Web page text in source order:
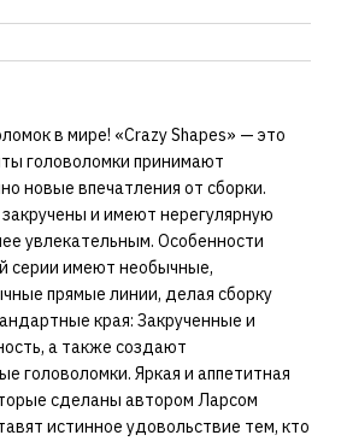
в мире! «Crazy Shapes» — это
головоломки принимают
новые впечатления от сборки.
и имеют нерегулярную
увлекательным. Особенности
серии имеют необычные,
прямые линии, делая сборку
края: Закрученные и
а также создают
головоломки. Яркая и аппетитная
сделаны автором Ларсом
истинное удовольствие тем, кто